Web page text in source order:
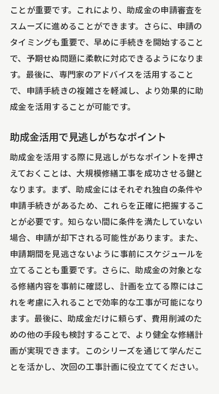
ことが重要です。これにより、助成金の申請審査を
スムーズに進めることができます。さらに、申請の
タイミングも重要で、早めに手続きを開始すること
で、予期せぬ問題に柔軟に対応できるようになりま
す。最後に、専門家のアドバイスを活用すること
で、申請手続きの複雑さを軽減し、より効果的に助
成金を活用することが可能です。
助成金活用で見逃しがちなポイント
助成金を活用する際に見逃しがちなポイントを押さ
えておくことは、大規模修繕工事を成功させる鍵と
なります。まず、助成金にはそれぞれ独自の条件や
申請手続きがあるため、これらを正確に把握するこ
とが必要です。知らない間に条件を満たしていない
場合、申請が却下される可能性があります。また、
申請期間を見逃さないように事前にスケジュールを
立てることも重要です。さらに、助成金の対象とな
る修繕内容を事前に確認し、計画を立てる際にはこ
れを考慮に入れることで効率的な工事が可能になり
ます。最後に、助成金だけに頼らず、費用削減のた
めの他の手段も検討することで、より健全な修繕計
画が実現できます。このシリーズを通じて学んだこ
とを活かし、次回の工事計画に役立ててください。